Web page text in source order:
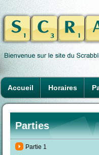
Accueil Horaires
Parties
Partie 1